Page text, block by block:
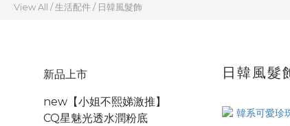
View All /生活配件/ 日韓風髮飾
新品上市
new【小姐不熙娣激推】
CQ星魅光透水潤粉底
日韓風髮